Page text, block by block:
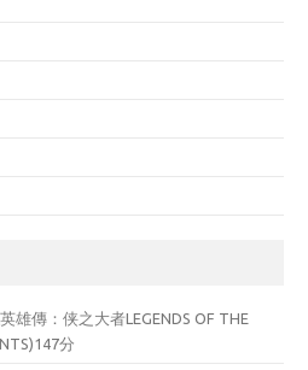
雄傳：侠之大者LEGENDS OF THE
分